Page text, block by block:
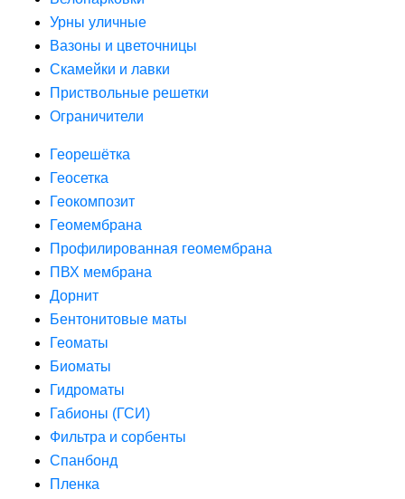
Урны уличные
Вазоны и цветочницы
Скамейки и лавки
Приствольные решетки
Ограничители
Георешётка
Геосетка
Геокомпозит
Геомембрана
Профилированная геомембрана
ПВХ мембрана
Дорнит
Бентонитовые маты
Геоматы
Биоматы
Гидроматы
Габионы (ГСИ)
Фильтра и сорбенты
Спанбонд
Пленка